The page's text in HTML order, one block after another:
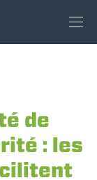
de
: les